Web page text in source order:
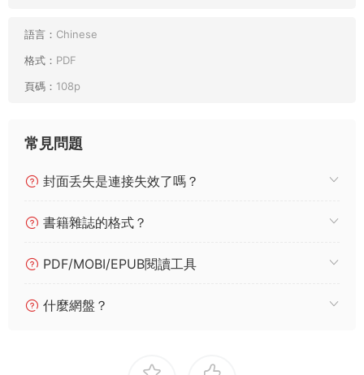
語言： Chinese
格式： PDF
頁碼： 108p
常見問題
封面丢失是連接失效了嗎？
書籍雜誌的格式？
PDF/MOBI/EPUB閱讀工具
什麼網盤？